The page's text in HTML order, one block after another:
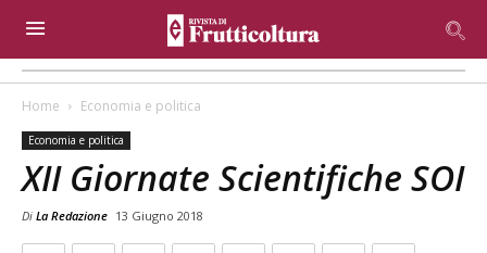
Home Economia e politica
Economia e politica
XII Giornate Scientifiche SOI
Di La Redazione 13 Giugno 2018